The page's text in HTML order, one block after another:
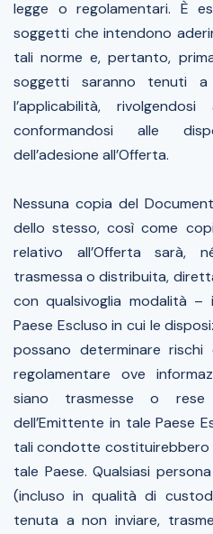
legge o regolamentari. È
soggetti che intendono
tali norme e, pertanto,
soggetti saranno tenuti a
l’applicabilità,
conformandosi alle
dell’adesione all’Offerta.
Nessuna copia del
dello stesso, così come
relativo all’Offerta sarà,
trasmessa o distribuita,
con qualsivoglia modalità –
Paese Escluso in cui le
possano determinare
regolamentare ove
siano trasmesse o rese
dell’Emittente in tale Paese
tali condotte costituirebbero
tale Paese. Qualsiasi
(incluso in qualità di
tenuta a non inviare,